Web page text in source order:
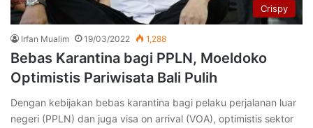
Crispy
Irfan Mualim 19/03/2022 1,288
Bebas Karantina bagi PPLN, Moeldoko
Optimistis Pariwisata Bali Pulih
Dengan kebijakan bebas karantina bagi pelaku perjalanan luar
negeri (PPLN) dan juga visa on arrival (VOA), optimistis sektor